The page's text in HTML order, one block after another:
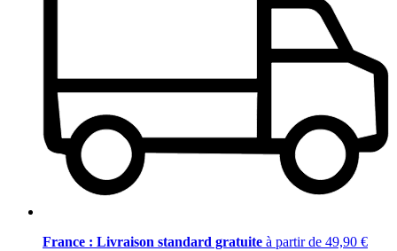
France : Livraison standard gratuite à partir de 49,90 €